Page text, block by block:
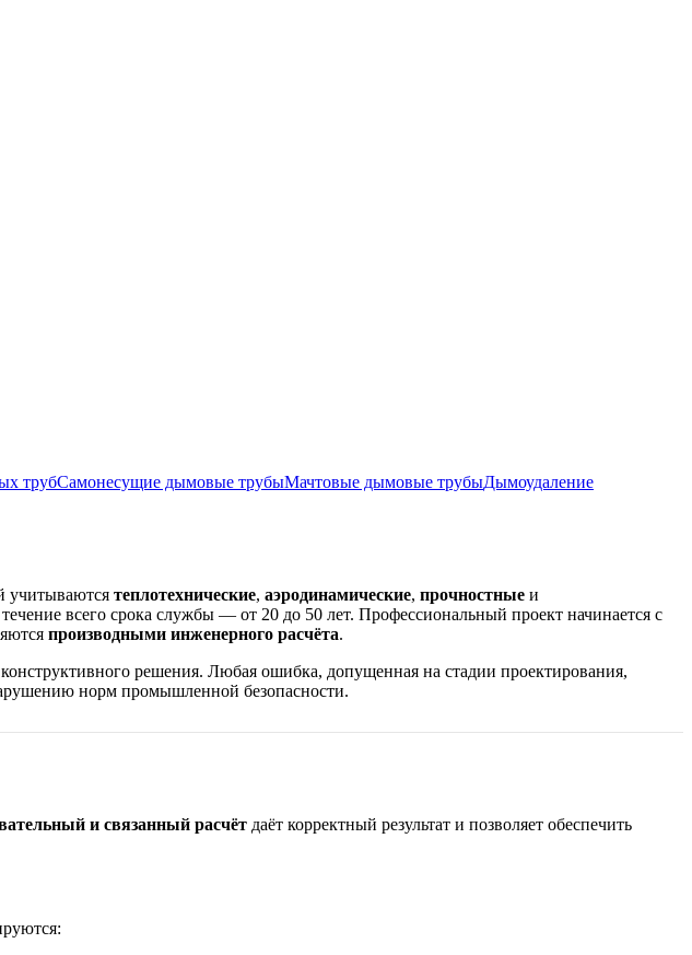
трубСамонесущие дымовые трубыМачтовые дымовые трубыДымоудаление
учитываются теплотехнические, аэродинамические, прочностные и
всего срока службы — от 20 до 50 лет. Профессиональный проект начинается с
производными инженерного расчёта.
решения. Любая ошибка, допущенная на стадии проектирования,
норм промышленной безопасности.
и связанный расчёт даёт корректный результат и позволяет обеспечить